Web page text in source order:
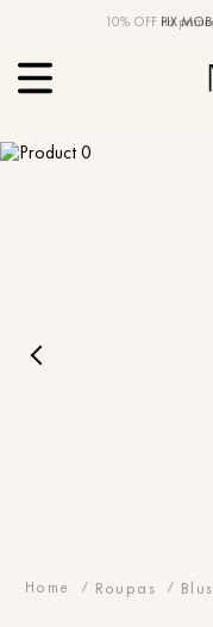
PIX
10% OFF na
Roupas